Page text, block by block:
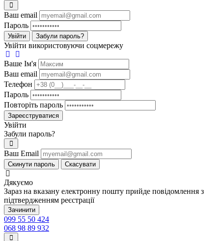
Ваш email
Пароль
Увійти Забули пароль?
Увійти використовуючи соцмережу
Ваше Iм'я
Ваш email
Телефон
Пароль
Повторіть пароль
Зареєструватися
Увійти
Забули пароль?
Ваш Email
Скинути пароль Скасувати
Дякуємо
Зараз на вказану електронну пошту прийде повідомлення з
підтвердженням реєстрації
Зачинити
099 55 50 424
068 98 89 932